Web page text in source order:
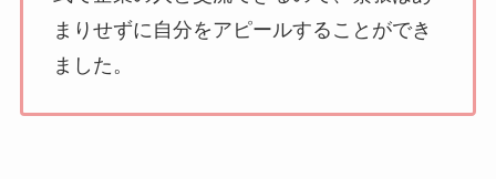
まりせずに自分をアピールすることができ
ました。